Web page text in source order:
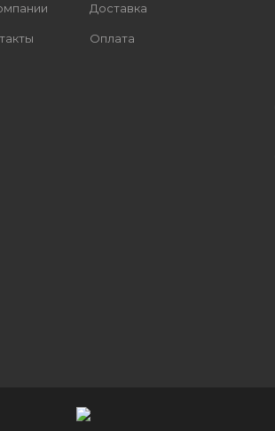
Доставка
Оплата